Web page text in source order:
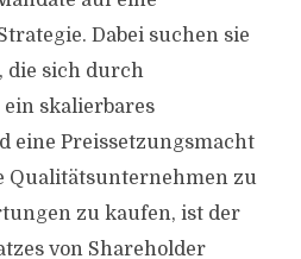
Dabei suchen sie
die sich durch
skalierbares
eine Preissetzungsmacht
Qualitätsunternehmen zu
zu kaufen, ist der
von Shareholder